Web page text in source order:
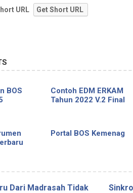
URL Get Short URL
BOS
Contoh EDM ERKAM
Tahun 2022 V.2 Final
Portal BOS Kemenag
Dari Madrasah Tidak